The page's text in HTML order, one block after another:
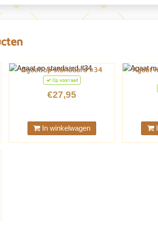
Agaat op standaard #34
Op voorraad
€27,95
In winkelwagen
Agaat